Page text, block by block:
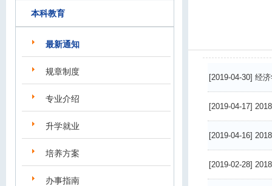
本科教育
最新通知
规章制度
专业介绍
升学就业
培养方案
办事指南
[2019-04-30] 经
[2019-04-17]
[2019-04-16]
[2019-02-28]